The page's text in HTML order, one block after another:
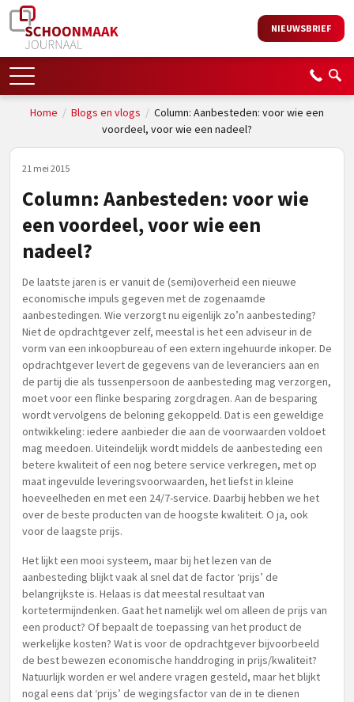
NIEUWSBRIEF
Home / Blogs en vlogs / Column: Aanbesteden: voor wie een
voordeel, voor wie een nadeel?
21 mei 2015
Column: Aanbesteden: voor wie
een voordeel, voor wie een
nadeel?
De laatste jaren is er vanuit de (semi)overheid een nieuwe
economische impuls gegeven met de zogenaamde
aanbestedingen. Wie verzorgt nu eigenlijk zo’n aanbesteding?
Niet de opdrachtgever zelf, meestal is het een adviseur in de
vorm van een inkoopbureau of een extern ingehuurde inkoper. De
opdrachtgever levert de gegevens van de leveranciers aan en
de partij die als tussenpersoon de aanbesteding mag verzorgen,
moet voor een flinke besparing zorgdragen. Aan de besparing
wordt vervolgens de beloning gekoppeld. Dat is een geweldige
ontwikkeling: iedere aanbieder die aan de voorwaarden voldoet
mag meedoen. Uiteindelijk wordt middels de aanbesteding een
betere kwaliteit of een nog betere service verkregen, met op
maat ingevulde leveringsvoorwaarden, het liefst in kleine
hoeveelheden en met een 24/7-service. Daarbij hebben we het
over de beste producten van de hoogste kwaliteit. O ja, ook
voor de laagste prijs.
Het lijkt een mooi systeem, maar bij het lezen van de
aanbesteding blijkt vaak al snel dat de factor ‘prijs’ de
belangrijkste is. Helaas is dat meestal resultaat van
kortetermijndenken. Gaat het namelijk wel om alleen de prijs van
een product? Of bepaalt de toepassing van het product de
werkelijke kosten? Wat is voor de opdrachtgever bijvoorbeeld
de best bewezen economische handdroging in prijs/kwaliteit?
Natuurlijk worden er wel andere vragen gesteld, maar het blijkt
nogal eens dat ‘prijs’ de wegingsfactor van de in te dienen